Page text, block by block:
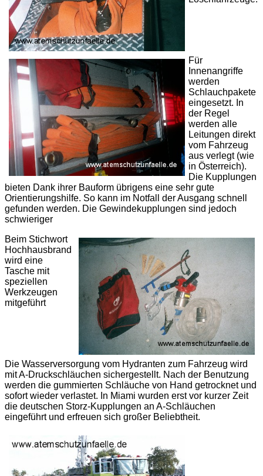
Für
Innenangriffe
werden
Schlauchpakete
eingesetzt. In
der Regel
werden alle
Leitungen direkt
vom Fahrzeug
aus verlegt (wie
in Österreich).
Die Kupplungen
bieten Dank ihrer Bauform übrigens eine sehr gute
Orientierungshilfe. So kann im Notfall der Ausgang schnell
gefunden werden. Die Gewindekupplungen sind jedoch
schwieriger
Beim Stichwort
Hochhausbrand
wird eine
Tasche mit
speziellen
Werkzeugen
mitgeführt
Die Wasserversorgung vom Hydranten zum Fahrzeug wird
mit A-Druckschläuchen sichergestellt. Nach der Benutzung
werden die gummierten Schläuche von Hand getrocknet und
sofort wieder verlastet. In Miami wurden erst vor kurzer Zeit
die deutschen Storz-Kupplungen an A-Schläuchen
eingeführt und erfreuen sich großer Beliebtheit.